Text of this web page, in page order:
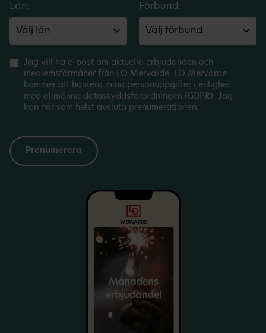
Län: Förbund:
Jag vill ha e-post om aktuella erbjudanden och
medlemsförmåner från LO Mervärde. LO Mervärde
kommer att hantera mina personuppgifter i enlighet
med allmänna dataskyddsförordningen (GDPR). Jag
kan när som helst avsluta prenumerationen.